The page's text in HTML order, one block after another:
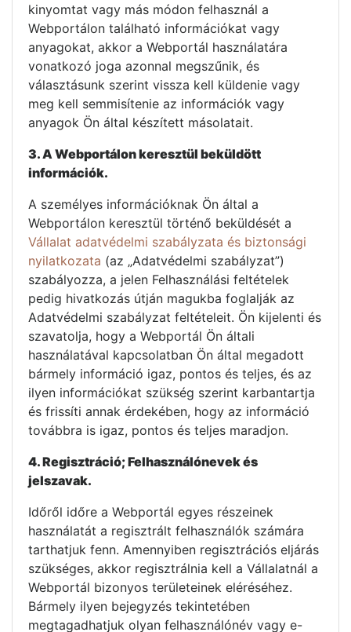
kinyomtat vagy más módon felhasznál a
Webportálon található információkat vagy
anyagokat, akkor a Webportál használatára
vonatkozó joga azonnal megszűnik, és
választásunk szerint vissza kell küldenie vagy
meg kell semmisítenie az információk vagy
anyagok Ön által készített másolatait.
3. A Webportálon keresztül beküldött
információk.
A személyes információknak Ön által a
Webportálon keresztül történő beküldését a
Vállalat adatvédelmi szabályzata és biztonsági
nyilatkozata (az „Adatvédelmi szabályzat”)
szabályozza, a jelen Felhasználási feltételek
pedig hivatkozás útján magukba foglalják az
Adatvédelmi szabályzat feltételeit. Ön kijelenti és
szavatolja, hogy a Webportál Ön általi
használatával kapcsolatban Ön által megadott
bármely információ igaz, pontos és teljes, és az
ilyen információkat szükség szerint karbantartja
és frissíti annak érdekében, hogy az információ
továbbra is igaz, pontos és teljes maradjon.
4. Regisztráció; Felhasználónevek és
jelszavak.
Időről időre a Webportál egyes részeinek
használatát a regisztrált felhasználók számára
tarthatjuk fenn. Amennyiben regisztrációs eljárás
szükséges, akkor regisztrálnia kell a Vállalatnál a
Webportál bizonyos területeinek eléréséhez.
Bármely ilyen bejegyzés tekintetében
megtagadhatjuk olyan felhasználónév vagy e-